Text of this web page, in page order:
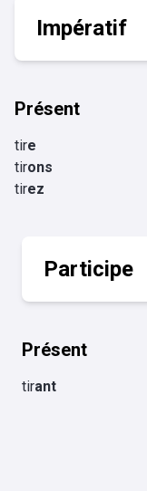
Impératif
Présent
tire
tirons
tirez
Participe
Présent
tirant